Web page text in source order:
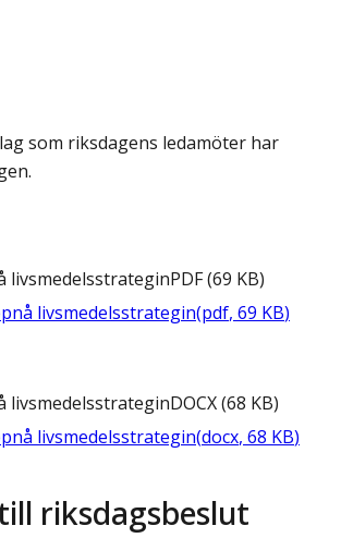
som riksdagens ledamöter har
livsmedelsstrateginPDF(69 KB)
livsmedelsstrategin(pdf, 69 KB)
livsmedelsstrateginDOCX(68 KB)
livsmedelsstrategin(docx, 68 KB)
riksdagsbeslut